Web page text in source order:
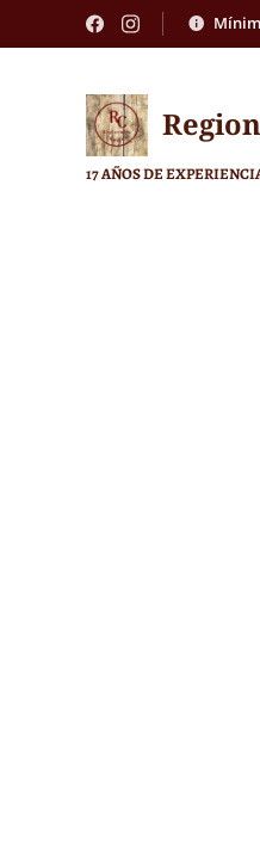
17 AÑOS DE